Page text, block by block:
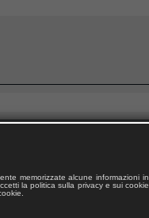
memorizzate alcune informazioni in
la politica sulla privacy e sui cookie